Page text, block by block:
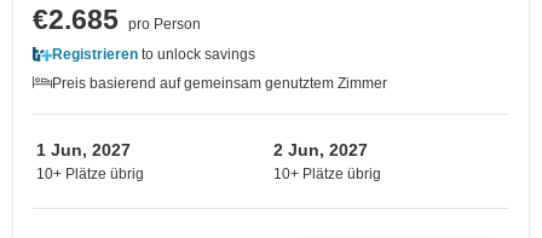
€2.685 pro Person
Registrieren to unlock savings
Preis basierend auf gemeinsam genutztem Zimmer
1 Jun, 2027
10+ Plätze übrig
2 Jun, 2027
10+ Plätze übrig